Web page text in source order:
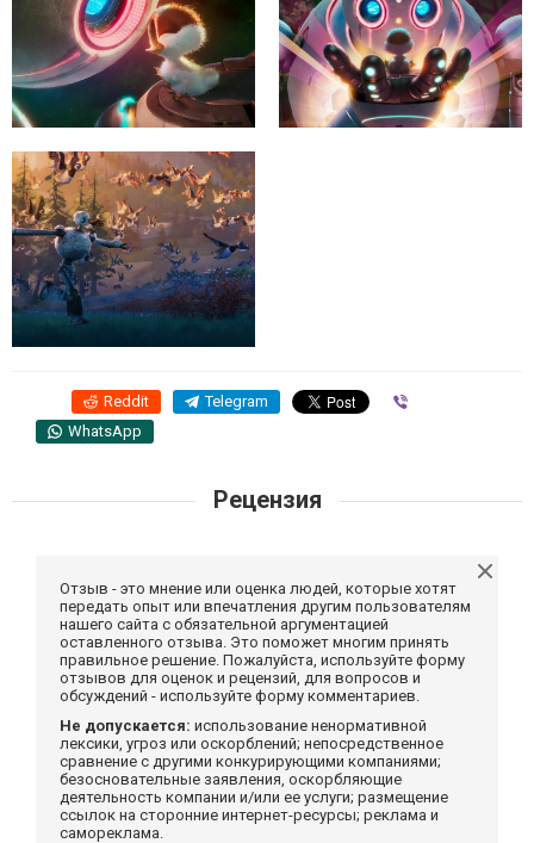
Reddit Telegram
WhatsApp
Рецензия
Отзыв - это мнение или оценка людей, которые хотят
передать опыт или впечатления другим пользователям
нашего сайта с обязательной аргументацией
оставленного отзыва. Это поможет многим принять
правильное решение. Пожалуйста, используйте форму
отзывов для оценок и рецензий, для вопросов и
обсуждений - используйте форму комментариев.
Не допускается: использование ненормативной
лексики, угроз или оскорблений; непосредственное
сравнение с другими конкурирующими компаниями;
безосновательные заявления, оскорбляющие
деятельность компании и/или ее услуги; размещение
ссылок на сторонние интернет-ресурсы; реклама и
самореклама.